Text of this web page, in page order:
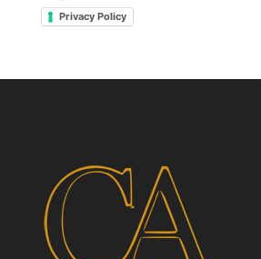
Privacy Policy